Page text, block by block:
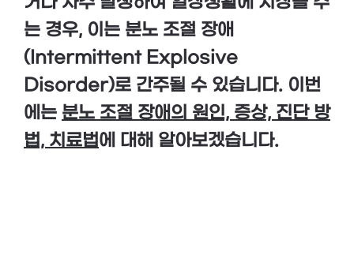
는 경우, 이는 분노 조절 장애
(Intermittent Explosive
Disorder)로 간주될 수 있습니다. 이번
에는 분노 조절 장애의 원인, 증상, 진단 방
법, 치료법에 대해 알아보겠습니다.